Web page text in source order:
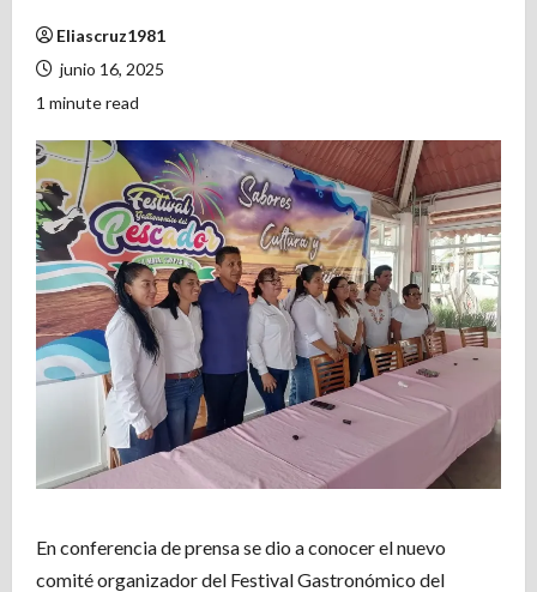
Eliascruz1981
junio 16, 2025
1 minute read
En conferencia de prensa se dio a conocer el nuevo
comité organizador del Festival Gastronómico del